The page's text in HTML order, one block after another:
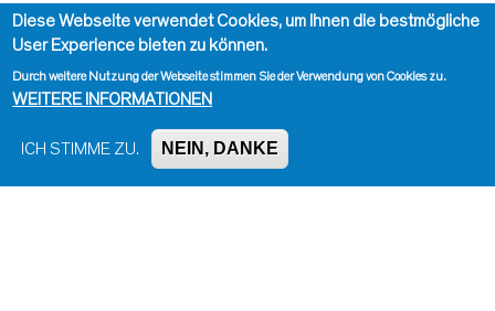
Impressum, Kontakt und Haftungsausschluss
Diese Webseite verwendet Cookies, um Ihnen die bestmögliche
User Experience bieten zu können.
Durch weitere Nutzung der Webseite stimmen Sie der Verwendung von Cookies zu.
WEITERE INFORMATIONEN
ICH STIMME ZU. NEIN, DANKE